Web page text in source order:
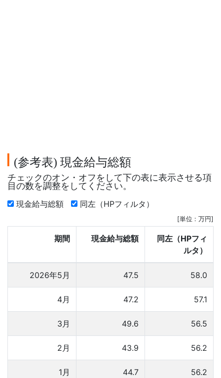
(参考表) 現金給与総額
チェックのオン・オフをして下の表に表示させる項
目の数を調整をしてください。
現金給与総額 同左（HPフィルタ）
[単位 : 万円]
期間 現金給与総額
同左（HPフィ
ルタ）
2026年5月 47.5 58.0
4月 47.2 57.1
3月 49.6 56.5
2月 43.9 56.2
1月 44.7 56.2